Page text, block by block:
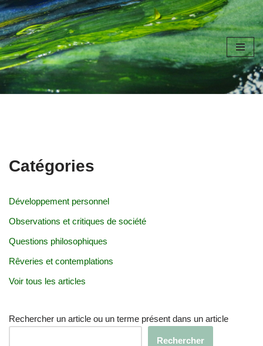
Aller
au
contenu
Catégories
Développement personnel
Observations et critiques de société
Questions philosophiques
Rêveries et contemplations
Voir tous les articles
Rechercher un article ou un terme présent dans un article
Rechercher